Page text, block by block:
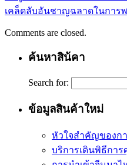
เคล็ดลับอันชาญฉลาดในการ
Comments are closed.
ค้นหาสิน้คา
Search for:
ข้อมูลสินค้าใหม่
หัวใจสำคัญของก
บริการเดินพิธีการ